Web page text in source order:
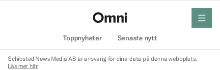
Toppnyheter Senaste nytt
meny
Schibsted News Media AB är ansvarig för dina data på denna webbplats.
Läs mer här